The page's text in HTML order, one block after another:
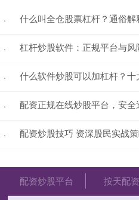
· 什么叫全仓股票杠杆？通俗
· 杠杆炒股软件：正规平台与风
· 什么软件炒股可以加杠杆？
· 配资正规在线炒股平台，安全
· 配资炒股技巧 资深股民实战
配资炒股平台 按天配